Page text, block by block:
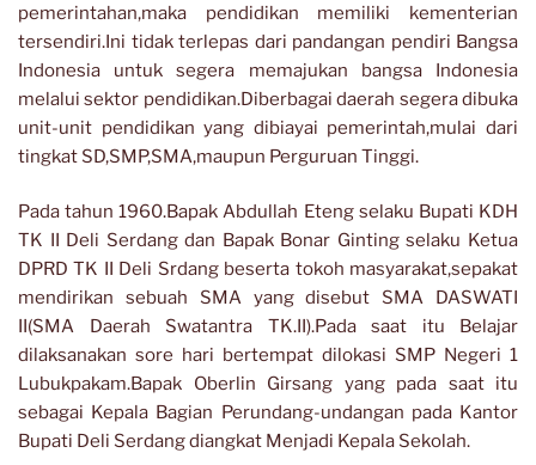
pemerintahan,maka pendidikan memiliki kementerian
tersendiri.Ini tidak terlepas dari pandangan pendiri Bangsa
Indonesia untuk segera memajukan bangsa Indonesia
melalui sektor pendidikan.Diberbagai daerah segera dibuka
unit-unit pendidikan yang dibiayai pemerintah,mulai dari
tingkat SD,SMP,SMA,maupun Perguruan Tinggi.
Pada tahun 1960.Bapak Abdullah Eteng selaku Bupati KDH
TK II Deli Serdang dan Bapak Bonar Ginting selaku Ketua
DPRD TK II Deli Srdang beserta tokoh masyarakat,sepakat
mendirikan sebuah SMA yang disebut SMA DASWATI
II(SMA Daerah Swatantra TK.II).Pada saat itu Belajar
dilaksanakan sore hari bertempat dilokasi SMP Negeri 1
Lubukpakam.Bapak Oberlin Girsang yang pada saat itu
sebagai Kepala Bagian Perundang-undangan pada Kantor
Bupati Deli Serdang diangkat Menjadi Kepala Sekolah.